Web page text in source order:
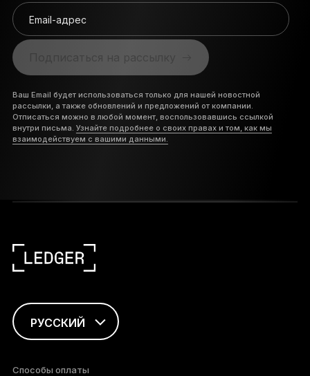
Email-адрес
Подписаться на рассылку
Ваш Email будет использоваться только для нашей новостной
рассылки, а также обновлений и предложений от компании.
Отписаться можно в любой момент, воспользовавшись ссылкой
внутри письма. Узнайте подробнее о своих правах и том, как мы
взаимодействуем с вашими данными.
РУССКИЙ
Способы оплаты